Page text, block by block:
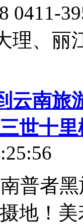
0411-
理、丽
云南旅
世十里
南普者
地！